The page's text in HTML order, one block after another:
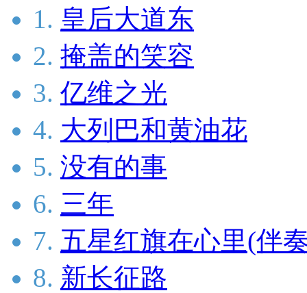
1. 皇后大道东
2. 掩盖的笑容
3. 亿维之光
4. 大列巴和黄油花
5. 没有的事
6. 三年
7. 五星红旗在心里(伴
8. 新长征路